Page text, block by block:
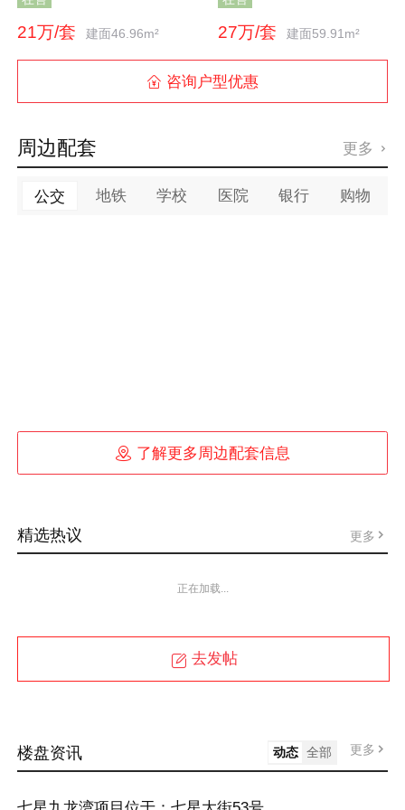
21万/套 建面46.96m² 27万/套 建面59.91m²
 咨询户型优惠
周边配套 更多 
公交 地铁 学校 医院 银行 购物
 了解更多周边配套信息
精选热议 更多
正在加载...
去发帖
楼盘资讯 动态 全部 更多